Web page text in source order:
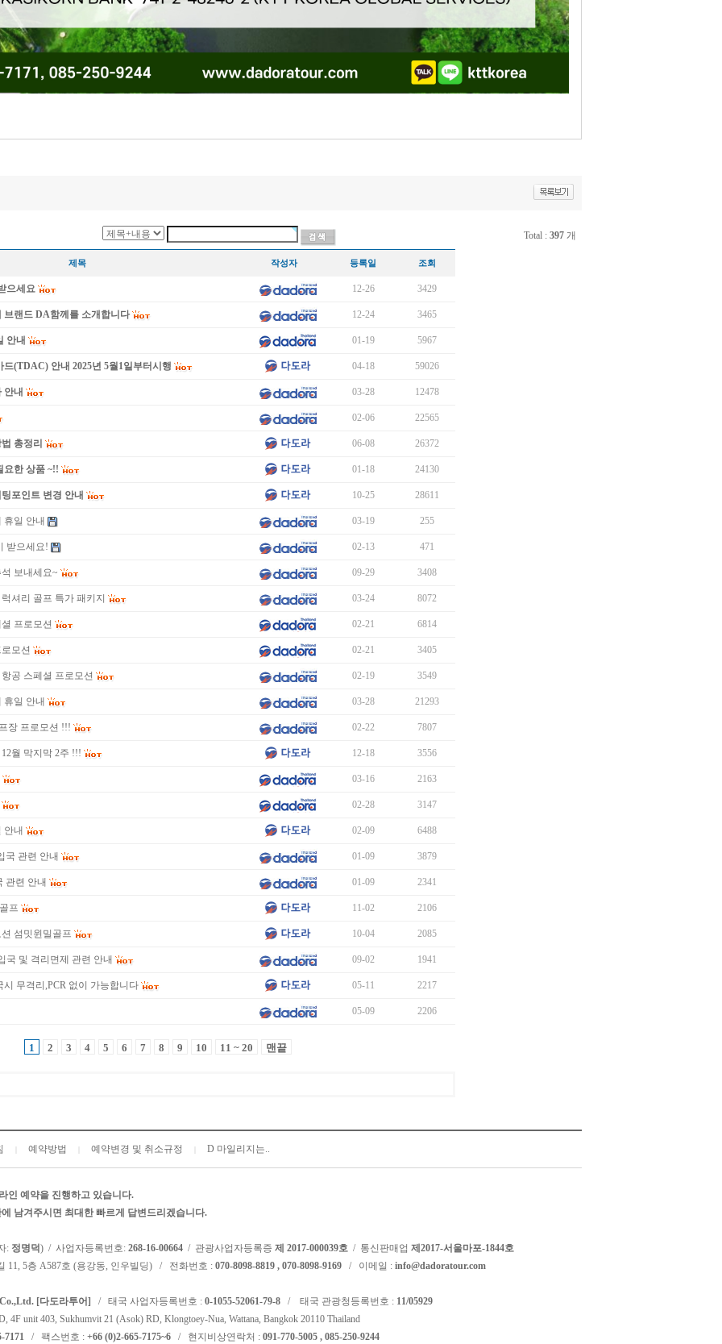
Total : 397 개
제목 작성자 등록일 조회
으세요 12-26 3429
브랜드 DA함께를 소개합니다 12-24 3465
안내 01-19 5967
드(TDAC) 안내 2025년 5월1일부터시행 04-18 59026
안내 03-28 12478
02-06 22565
총정리 06-08 26372
요한 상품 ~!! 01-18 24130
포인트 변경 안내 10-25 28611
휴일 안내 03-19 255
받으세요! 02-13 471
보내세요~ 09-29 3408
셔리 골프 특가 패키지 03-24 8072
프로모션 02-21 6814
모션 02-21 3405
공 스페셜 프로모션 02-19 3549
휴일 안내 03-28 21293
장 프로모션 !!! 02-22 7807
월 막지막 2주 !!! 12-18 3556
03-16 2163
02-28 3147
안내 02-09 6488
국 관련 안내 01-09 3879
관련 안내 01-09 2341
프 11-02 2106
섬밋윈밀골프 10-04 2085
국 및 격리면제 관련 안내 09-02 1941
시 무격리,PCR 없이 가능합니다 05-11 2217
05-09 2206
1 2 3 4 5 6 7 8 9 10 11 ~ 20 맨끝
예약방법 예약변경 및 취소규정 D 마일리지는..
인 예약을 진행하고 있습니다.
남겨주시면 최대한 빠르게 답변드리겠습니다.
: 정명덕) / 사업자등록번호: 268-16-00664 / 관광사업자등록증 제 2017-000039호 / 통신판매업 제2017-서울마포-1844호
11, 5층 A587호 (용강동, 인우빌딩) / 전화번호 : 070-8098-8819 , 070-8098-9169 / 이메일 : info@dadoratour.com
[다도라투어] / 태국 사업자등록번호 : 0-1055-52061-79-8 / 태국 관광청등록번호 : 11/05929
4F unit 403, Sukhumvit 21 (Asok) RD, Klongtoey-Nua, Wattana, Bangkok 20110 Thailand
7171 / 팩스번호 : +66 (0)2-665-7175~6 / 현지비상연락처 : 091-770-5005 , 085-250-9244